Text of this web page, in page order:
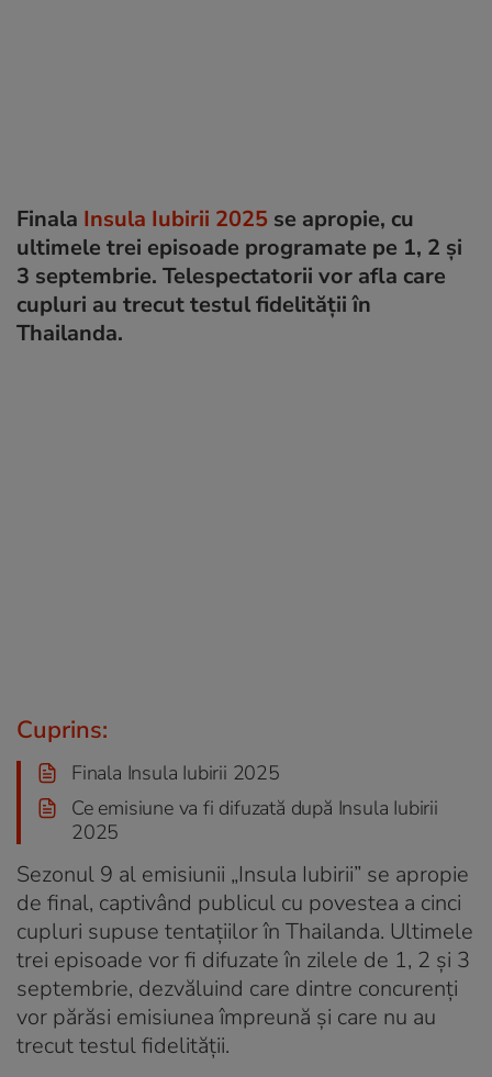
Finala Insula Iubirii 2025 se apropie, cu
ultimele trei episoade programate pe 1, 2 și
3 septembrie. Telespectatorii vor afla care
cupluri au trecut testul fidelității în
Thailanda.
Cuprins:
Finala Insula Iubirii 2025
Ce emisiune va fi difuzată după Insula Iubirii
2025
Sezonul 9 al emisiunii „Insula Iubirii” se apropie
de final, captivând publicul cu povestea a cinci
cupluri supuse tentațiilor în Thailanda. Ultimele
trei episoade vor fi difuzate în zilele de 1, 2 și 3
septembrie, dezvăluind care dintre concurenți
vor părăsi emisiunea împreună și care nu au
trecut testul fidelității.